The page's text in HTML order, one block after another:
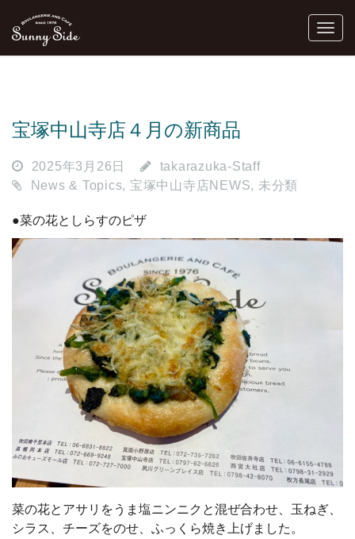
宝塚中山寺店４月の新商品
2025年3月26日
takarazuka-Staff
News & Topics, 宝塚中山寺店NEWS, 未分類
●菜の花としらすのピザ
菜の花とアサリをうま塩ニンニクと混ぜ合わせ、玉ねぎ、
シラス、チーズをのせ、ふっくら焼き上げました。